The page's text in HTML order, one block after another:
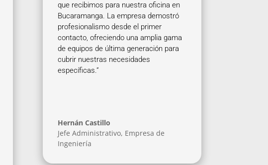
que recibimos para nuestra oficina en
Bucaramanga. La empresa demostró
profesionalismo desde el primer
contacto, ofreciendo una amplia gama
de equipos de última generación para
cubrir nuestras necesidades
específicas.”
Hernán Castillo
Jefe Administrativo, Empresa de
Ingeniería